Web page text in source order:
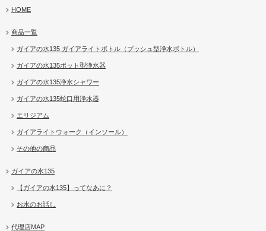
HOME
商品一覧
ガイアの水135 ガイアライトボトル（プッシュ型浄水ボトル）
ガイアの水135ポット型浄水器
ガイアの水135浄水シャワー
ガイアの水135蛇口用浄水器
エリジアム
ガイアライトウォーク（インソール）
その他の商品
ガイアの水135
【ガイアの水135】ってなあに？
お水のお話し
代理店MAP